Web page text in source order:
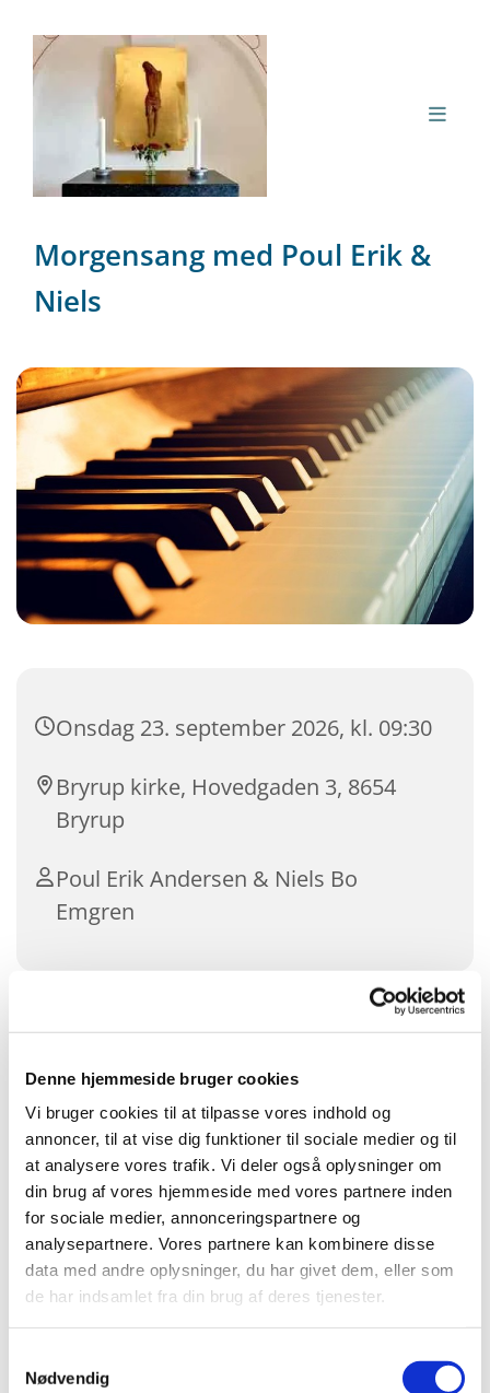
Denne hjemmeside bruger cookies
Vi bruger cookies til at tilpasse vores indhold og
annoncer, til at vise dig funktioner til sociale medier og til
at analysere vores trafik. Vi deler også oplysninger om
din brug af vores hjemmeside med vores partnere inden
for sociale medier, annonceringspartnere og
analysepartnere. Vores partnere kan kombinere disse
data med andre oplysninger, du har givet dem, eller som
de har indsamlet fra din brug af deres tjenester.
Nødvendig
Morgensang med Poul Erik &
Niels
Onsdag 23. september 2026, kl. 09:30
Bryrup kirke, Hovedgaden 3, 8654
Bryrup
Poul Erik Andersen & Niels Bo
Emgren
En en gang om måneden synger vi morgensang i
vil styre sangen sammen med organist Niels Bo
Emgren.
Vi vil sammen synge i ca. 30-40 min. og derefter vil
vi nyde en kop kaffe.
Alle er velkomne, det koster ikke noget.